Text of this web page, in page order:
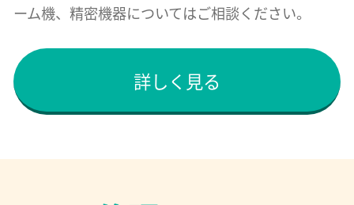
ーム機、精密機器についてはご相談ください。
詳しく見る